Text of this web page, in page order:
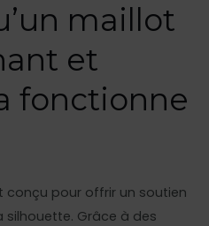
maillot
et
fonctionne
conçu pour offrir un soutien
Grâce à des